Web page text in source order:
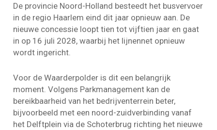
De provincie Noord-Holland besteedt het busvervoer
in de regio Haarlem eind dit jaar opnieuw aan. De
nieuwe concessie loopt tien tot vijftien jaar en gaat
in op 16 juli 2028, waarbij het lijnennet opnieuw
wordt ingericht.
Voor de Waarderpolder is dit een belangrijk
moment. Volgens Parkmanagement kan de
bereikbaarheid van het bedrijventerrein beter,
bijvoorbeeld met een noord-zuidverbinding vanaf
het Delftplein via de Schoterbrug richting het nieuwe